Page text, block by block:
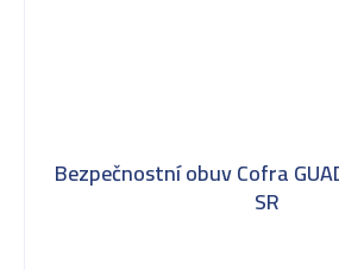
Bezpečnostní obuv Cofra
SR